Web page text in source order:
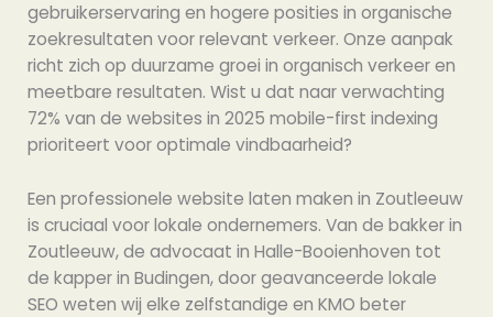
gebruikerservaring en hogere posities in organische
zoekresultaten voor relevant verkeer. Onze aanpak
richt zich op duurzame groei in organisch verkeer en
meetbare resultaten. Wist u dat naar verwachting
72% van de websites in 2025 mobile-first indexing
prioriteert voor optimale vindbaarheid?
Een professionele website laten maken in Zoutleeuw
is cruciaal voor lokale ondernemers. Van de bakker in
Zoutleeuw, de advocaat in Halle-Booienhoven tot
de kapper in Budingen, door geavanceerde lokale
SEO weten wij elke zelfstandige en KMO beter